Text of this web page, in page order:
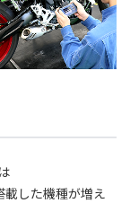
した機種が増え